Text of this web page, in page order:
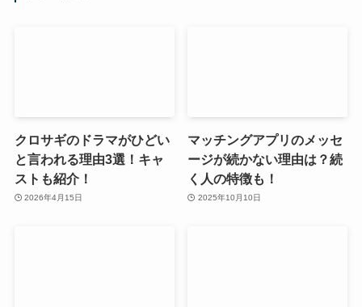
クロサギのドラマがひどい
と言われる理由3選！キャ
ストも紹介！
2026年4月15日
マッチングアプリのメッセ
ージが続かない理由は？続
く人の特徴も！
2025年10月10日